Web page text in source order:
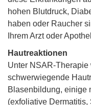
hohen Blutdruck,
haben oder Raucher
Ihrem Arzt oder
Hautreaktionen
Unter NSAR-
schwerwiegende
Blasenbildung, einige
(exfoliative